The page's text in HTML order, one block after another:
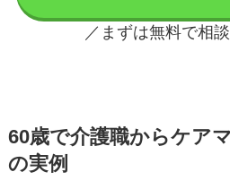
／まずは無料で相
60歳で介護職からケア
の実例